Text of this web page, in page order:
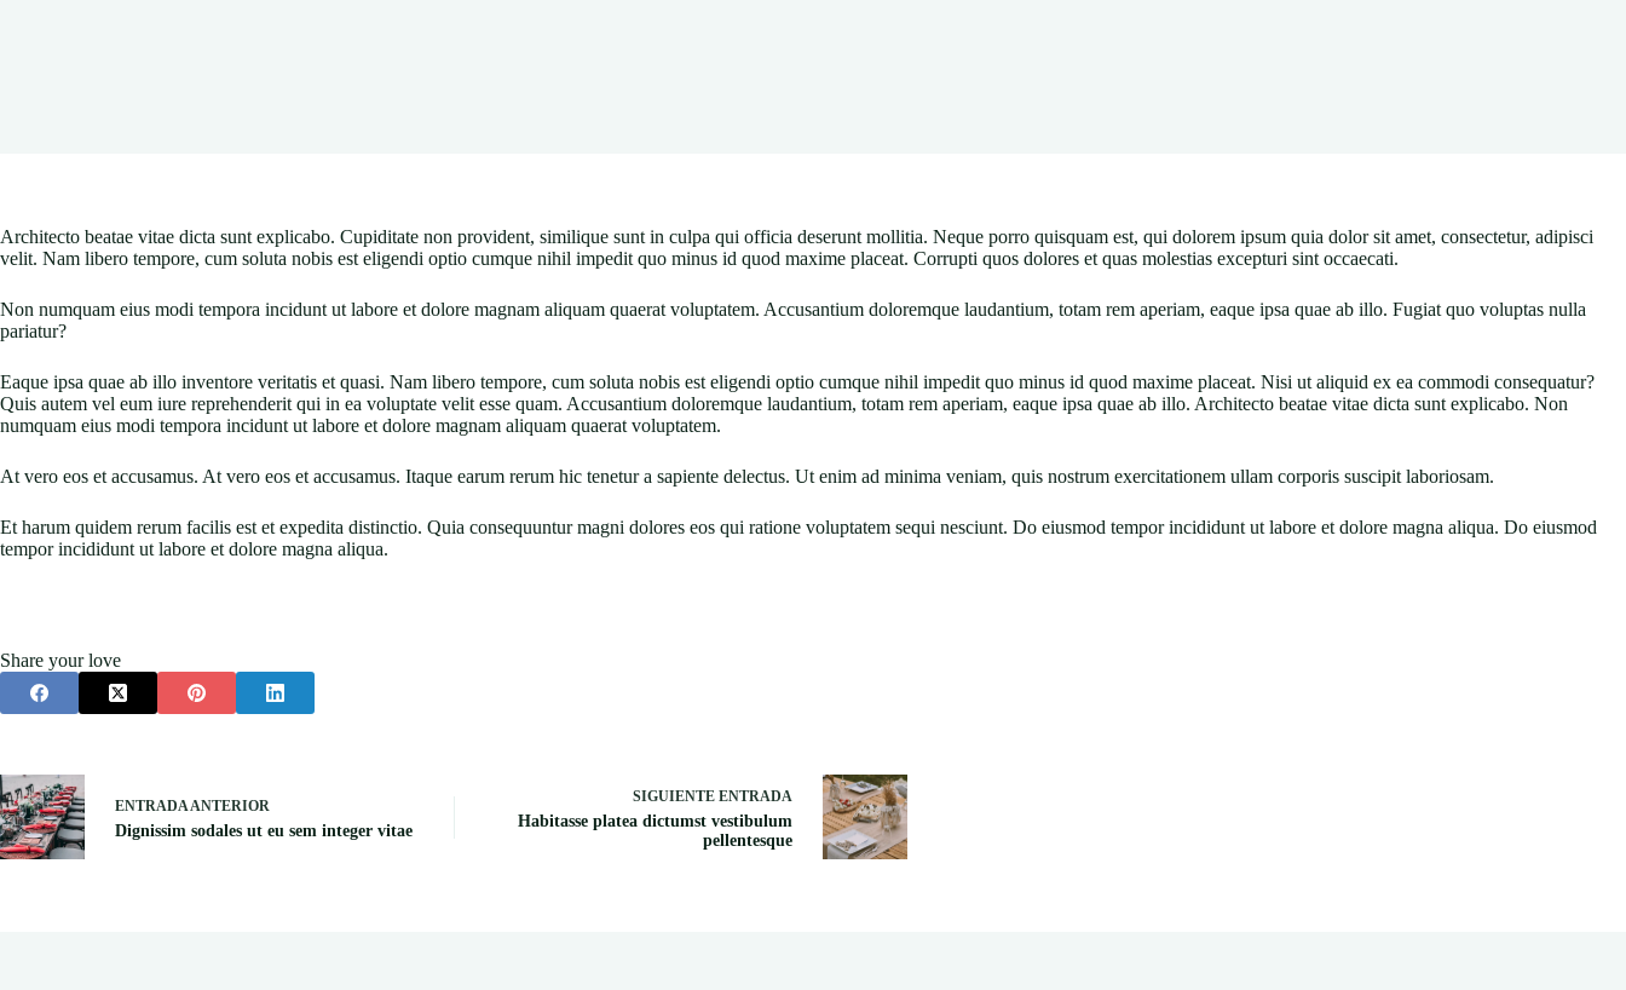
Architecto beatae vitae dicta sunt explicabo. Cupiditate non provident, similique sunt in culpa qui officia deserunt mollitia. Neque porro quisquam est, qui dolorem ipsum quia dolor sit amet, consectetur, adipisci
velit. Nam libero tempore, cum soluta nobis est eligendi optio cumque nihil impedit quo minus id quod maxime placeat. Corrupti quos dolores et quas molestias excepturi sint occaecati.
Non numquam eius modi tempora incidunt ut labore et dolore magnam aliquam quaerat voluptatem. Accusantium doloremque laudantium, totam rem aperiam, eaque ipsa quae ab illo. Fugiat quo voluptas nulla
pariatur?
Eaque ipsa quae ab illo inventore veritatis et quasi. Nam libero tempore, cum soluta nobis est eligendi optio cumque nihil impedit quo minus id quod maxime placeat. Nisi ut aliquid ex ea commodi consequatur?
Quis autem vel eum iure reprehenderit qui in ea voluptate velit esse quam. Accusantium doloremque laudantium, totam rem aperiam, eaque ipsa quae ab illo. Architecto beatae vitae dicta sunt explicabo. Non
numquam eius modi tempora incidunt ut labore et dolore magnam aliquam quaerat voluptatem.
At vero eos et accusamus. At vero eos et accusamus. Itaque earum rerum hic tenetur a sapiente delectus. Ut enim ad minima veniam, quis nostrum exercitationem ullam corporis suscipit laboriosam.
Et harum quidem rerum facilis est et expedita distinctio. Quia consequuntur magni dolores eos qui ratione voluptatem sequi nesciunt. Do eiusmod tempor incididunt ut labore et dolore magna aliqua. Do eiusmod
tempor incididunt ut labore et dolore magna aliqua.
Share your love
ENTRADAANTERIOR
Dignissim sodales ut eu sem integer vitae
SIGUIENTE ENTRADA
Habitasse platea dictumst vestibulum
pellentesque